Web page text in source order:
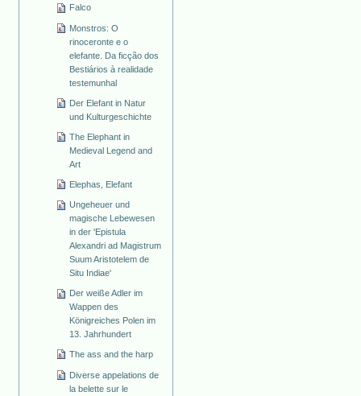
Falco
Monstros: O
rinoceronte e o
elefante. Da ficção dos
Bestiários à realidade
testemunhal
Der Elefant in Natur
und Kulturgeschichte
The Elephant in
Medieval Legend and
Art
Elephas, Elefant
Ungeheuer und
magische Lebewesen
in der 'Epistula
Alexandri ad Magistrum
Suum Aristotelem de
Situ Indiae'
Der weiße Adler im
Wappen des
Königreiches Polen im
13. Jahrhundert
The ass and the harp
Diverse appelations de
la belette sur le